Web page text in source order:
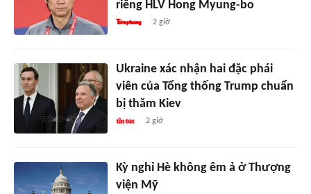
riêng HLV Hong Myung-bo
2 giờ
Ukraine xác nhận hai đặc phái
viên của Tổng thống Trump chuẩn
bị thăm Kiev
2 giờ
Kỳ nghỉ Hè không êm ả ở Thượng
viện Mỹ